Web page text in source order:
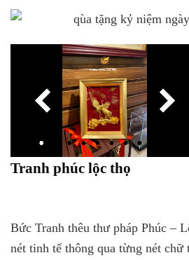
Tranh phúc lộc thọ
Bức Tranh thêu thư pháp Phúc –
nét tinh tế thông qua từng nét chữ